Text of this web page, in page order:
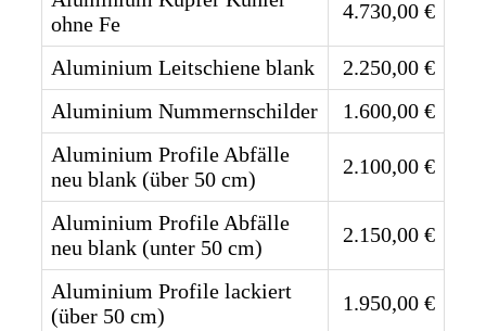
ohne Fe
4.730,00 €
Aluminium Leitschiene blank
2.250,00 €
Aluminium Nummernschilder
1.600,00 €
Aluminium Profile Abfälle
neu blank (über 50 cm)
2.100,00 €
Aluminium Profile Abfälle
neu blank (unter 50 cm)
2.150,00 €
Aluminium Profile lackiert
(über 50 cm)
1.950,00 €